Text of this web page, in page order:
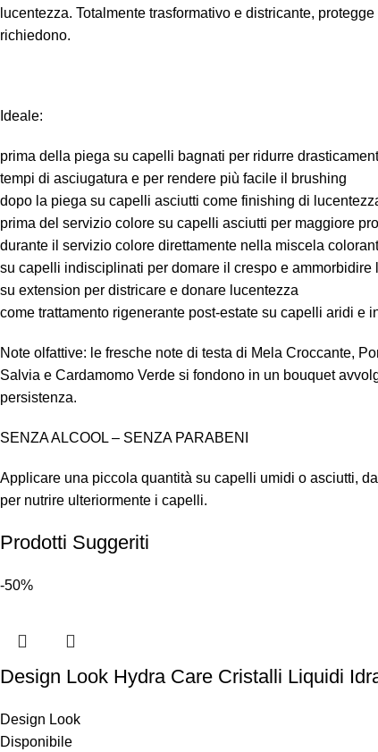
lucentezza. Totalmente trasformativo e districante,
richiedono.
Ideale:
prima della piega su capelli bagnati per ridurre
tempi di asciugatura e per rendere più facile il brushing
dopo la piega su capelli asciutti come finishing di
prima del servizio colore su capelli asciutti per maggiore
durante il servizio colore direttamente nella miscela
su capelli indisciplinati per domare il crespo e ammorbidire
su extension per districare e donare lucentezza
come trattamento rigenerante post-estate su capelli aridi e
Note olfattive: le fresche note di testa di Mela Croccante,
Salvia e Cardamomo Verde si fondono in un bouquet
persistenza.
SENZA ALCOOL – SENZA PARABENI
Applicare una piccola quantità su capelli umidi o asciutti,
per nutrire ulteriormente i capelli.
Prodotti Suggeriti
-50%
Design Look Hydra Care Cristalli Liquidi
Design Look
Disponibile